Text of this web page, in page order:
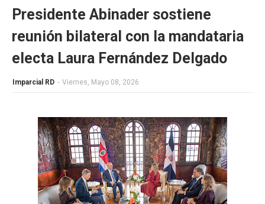
Presidente Abinader sostiene
reunión bilateral con la mandataria
electa Laura Fernández Delgado
Imparcial RD - Viernes, Mayo 08, 2026